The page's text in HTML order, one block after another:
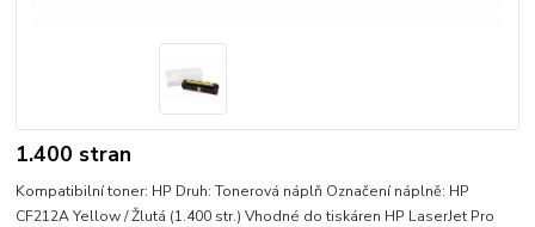
1.400 stran
Kompatibilní toner: HP Druh: Tonerová náplň Označení náplně: HP
CF212A Yellow / Žlutá (1.400 str.) Vhodné do tiskáren HP LaserJet Pro